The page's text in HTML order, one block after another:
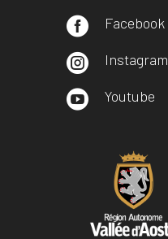
 Facebook
 Instagram
 Youtube